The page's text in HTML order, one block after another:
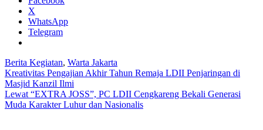
X
WhatsApp
Telegram
Berita Kegiatan, Warta Jakarta
Post
navigation
Kreativitas Pengajian Akhir Tahun Remaja LDII Penjaringan di
Masjid Kanzil Ilmi
Lewat “EXTRA JOSS”, PC LDII Cengkareng Bekali Generasi
Muda Karakter Luhur dan Nasionalis